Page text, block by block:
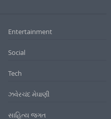
Entertainment
Social
Tech
ઝવેરચંદ મેઘાણી
સાહિત્ય જગત